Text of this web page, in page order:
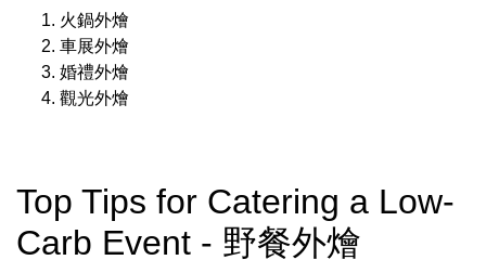
火鍋外燴
車展外燴
婚禮外燴
觀光外燴
Top Tips for Catering a Low-
Carb Event - 野餐外燴